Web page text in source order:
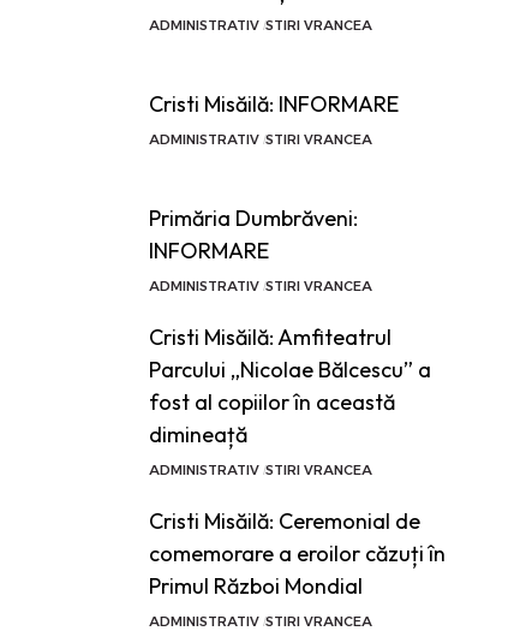
ADMINISTRATIV STIRI VRANCEA
Cristi Misăilă: INFORMARE
ADMINISTRATIV STIRI VRANCEA
Primăria Dumbrăveni:
INFORMARE
ADMINISTRATIV STIRI VRANCEA
Cristi Misăilă: Amfiteatrul
Parcului „Nicolae Bălcescu” a
fost al copiilor în această
dimineață
ADMINISTRATIV STIRI VRANCEA
Cristi Misăilă: Ceremonial de
comemorare a eroilor căzuți în
Primul Război Mondial
ADMINISTRATIV STIRI VRANCEA